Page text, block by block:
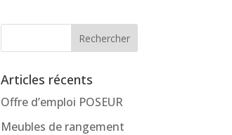
Articles récents
Offre d’emploi POSEUR
Meubles de rangement